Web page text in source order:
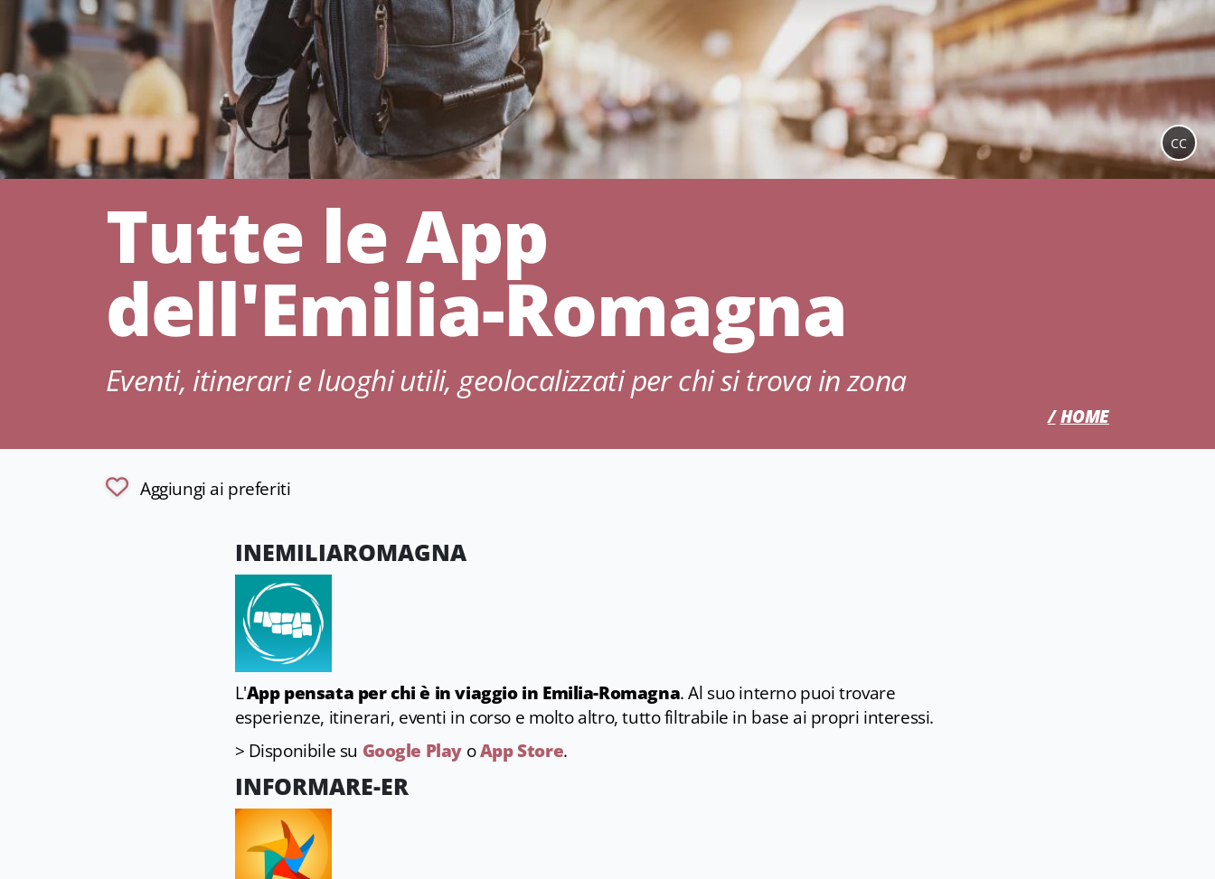
Tutte le App
dell'Emilia-Romagna
Eventi, itinerari e luoghi utili, geolocalizzati per chi si trova in zona
HOME
CC
Aggiungi ai preferiti
INEMILIAROMAGNA
L'App pensata per chi è in viaggio in Emilia-Romagna. Al suo interno puoi trovare
esperienze, itinerari, eventi in corso e molto altro, tutto filtrabile in base ai propri interessi.
> Disponibile su Google Play oApp Store.
INFORMARE-ER